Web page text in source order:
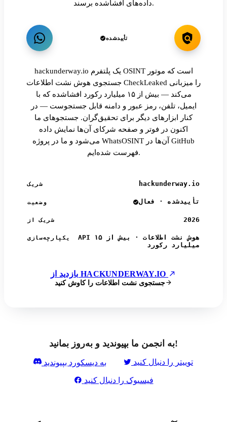
داده‌های افشاشده برسند.
تأییدشده
hackunderway.io یک پلتفرم OSINT است که موتور
جستجوی هوش نشت اطلاعات CheckLeaked را میزبانی
می‌کند — بیش از ۱۵ میلیارد رکورد افشاشده که با
ایمیل، تلفن، رمز عبور و دامنه قابل جستجوست — در
کنار ابزارهای دیگر برای تحقیق‌گران. جستجوهای ما
اکنون در فوتر و صفحه شرکای آن‌ها نمایش داده
می‌شود و ما در پروژه WhatsOSINT آن‌ها در GitHub
فهرست شده‌ایم.
شریک hackunderway.io
وضعیت تأییدشده · فعال
شریک از 2026
یکپارچه‌سازی
API هوش نشت اطلاعات · بیش از ۱۵
میلیارد رکورد
بازدید از HACKUNDERWAY.IO
جستجوی نشت اطلاعات را کاوش کنید
به انجمن ما بپیوندید و به‌روز بمانید!
به دیسکورد بپیوندید توییتر را دنبال کنید
فیسبوک را دنبال کنید